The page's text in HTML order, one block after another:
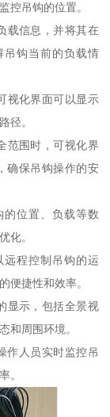
控吊钩的位置。
载信息，并将其在
钩当前的负载情
视化界面可以显示
径。
范围时，可视化界
确保吊钩操作的安
位置、负载等数
化。
程控制吊钩的运
便捷性和效率。
显示，包括全景视
和周围环境。
作人员实时监控吊
。